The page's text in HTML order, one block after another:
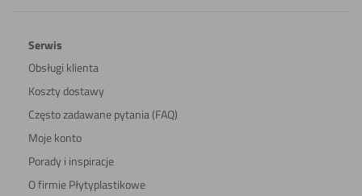
Serwis
Obsługi klienta
Koszty dostawy
Często zadawane pytania (FAQ)
Moje konto
Porady i inspiracje
O firmie Płytyplastikowe